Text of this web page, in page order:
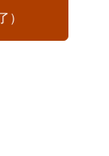
年度開講（後